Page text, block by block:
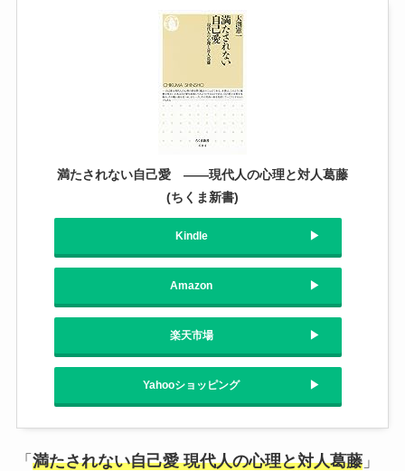
満たされない自己愛 ――現代人の心理と対人葛藤
(ちくま新書)
Kindle
Amazon
楽天市場
Yahooショッピング
「 満たされない自己愛 現代人の心理と対人葛藤」